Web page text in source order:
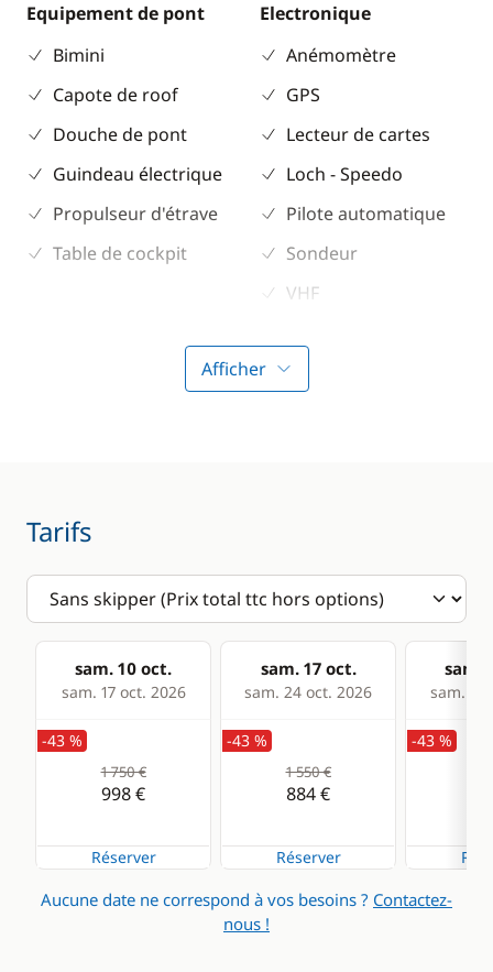
Equipement de pont
Bimini
Capote de roof
Douche de pont
Guindeau électrique
Propulseur d'étrave
Table de cockpit
Electronique
Anémomètre
GPS
Lecteur de cartes
Loch - Speedo
Pilote automatique
Sondeur
VHF
Confort
Afficher
Tarifs
sam. 10 oct.
sam. 17 oct. 2026
sam. 17 oct.
sam. 24 oct. 2026
sam.
sam. 31
-43 %
1 750 €
998 €
Réserver
-43 %
1 550 €
884 €
Réserver
-43 %
Aucune date ne correspond à vos besoins ? Contactez-
nous !